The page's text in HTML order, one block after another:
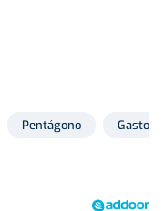
Pentágono Gastos